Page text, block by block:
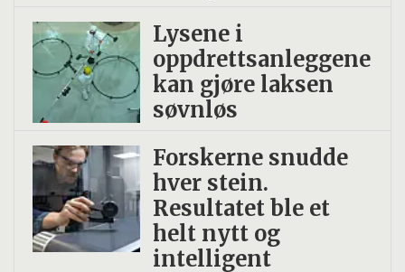
Lysene i
oppdrettsanleggene
kan gjøre laksen
søvnløs
Forskerne snudde
hver stein.
Resultatet ble et
helt nytt og
intelligent